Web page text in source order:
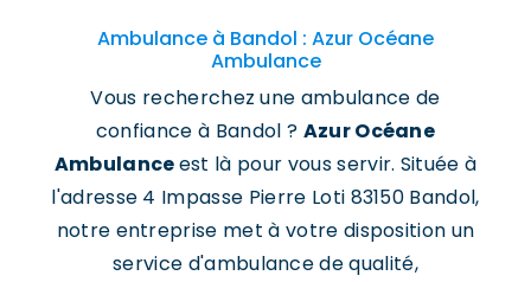
Ambulance à Bandol : Azur Océane
Ambulance
Vous recherchez une ambulance de
confiance à Bandol ? Azur Océane
Ambulanceest là pour vous servir. Située à
l'adresse 4 Impasse Pierre Loti 83150 Bandol,
notre entreprise met à votre disposition un
service d'ambulance de qualité,